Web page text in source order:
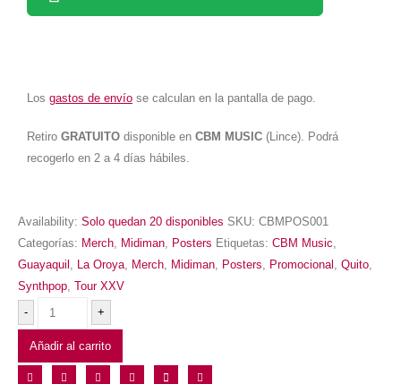
Los gastos de envío se calculan en la pantalla de pago.
Retiro GRATUITO disponible en CBM MUSIC (Lince). Podrá
recogerlo en 2 a 4 días hábiles.
Availability: Solo quedan 20 disponibles SKU: CBMPOS001
Categorías: Merch Midiman Posters Etiquetas: CBM Music
Guayaquil
La Oroya Merch Midiman Posters Promocional Quito
Synthpop Tour XXV
-
+
Añadir al carrito